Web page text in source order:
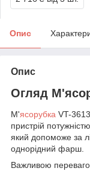
Опис
Опис
Огляд
М'ясорубка VT-
пристрій
який допоможе за
однорідний фарш.
Важливою